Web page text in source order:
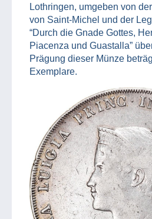
Lothringen, umgeben von
von Saint-Michel und der
“Durch die Gnade Gottes,
Piacenza und Guastalla”
Prägung dieser Münze
Exemplare.